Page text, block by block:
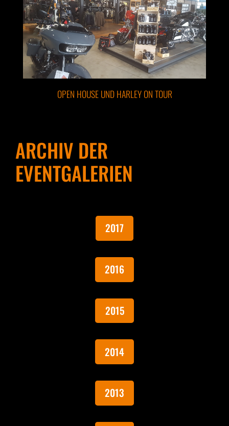
OPEN HOUSE UND HARLEY ON TOUR
ARCHIV DER
EVENTGALERIEN
2017
2016
2015
2014
2013